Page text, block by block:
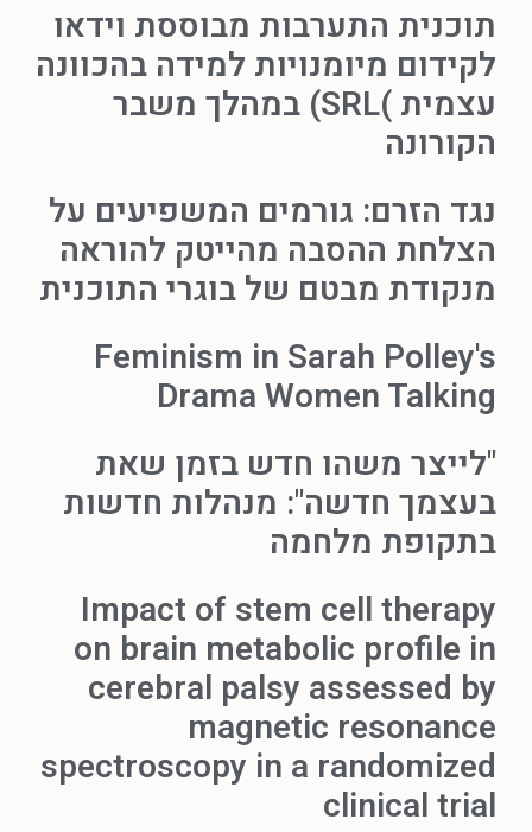
תוכנית התערבות מבוססת וידאו
לקידום מיומנויות למידה בהכוונה
עצמית )SRL) במהלך משבר
הקורונה
נגד הזרם: גורמים המשפיעים על
הצלחת ההסבה מהייטק להוראה
מנקודת מבטם של בוגרי התוכנית
Feminism in Sarah Polley's
Drama Women Talking
"לייצר משהו חדש בזמן שאת
בעצמך חדשה": מנהלות חדשות
בתקופת מלחמה
Impact of stem cell therapy
on brain metabolic profile in
cerebral palsy assessed by
magnetic resonance
spectroscopy in a randomized
clinical trial